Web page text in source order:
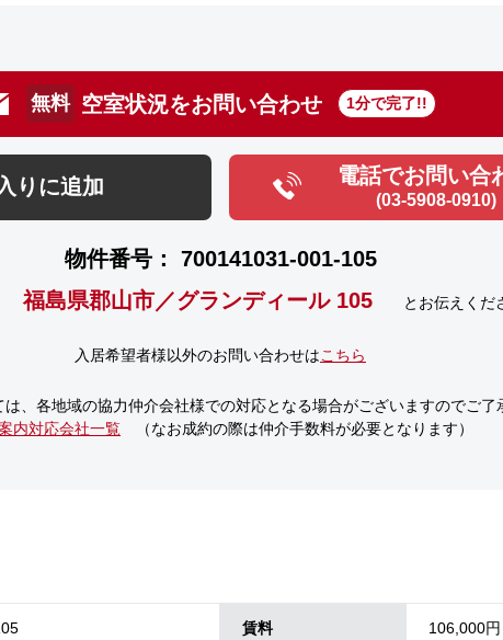
無料 空室状況をお問い合わせ 1分で完了!!
りに追加 電話でお問い合
(03-5908-0910)
物件番号： 700141031-001-105
福島県郡山市／グランディール 105 とお伝えくだ
入居希望者様以外のお問い合わせはこちら
、 各地域の協力仲介会社様での対応となる場合がございますのでご了
内対応会社一覧 （なお成約の際は仲介手数料が必要となります）
賃料 106,000円